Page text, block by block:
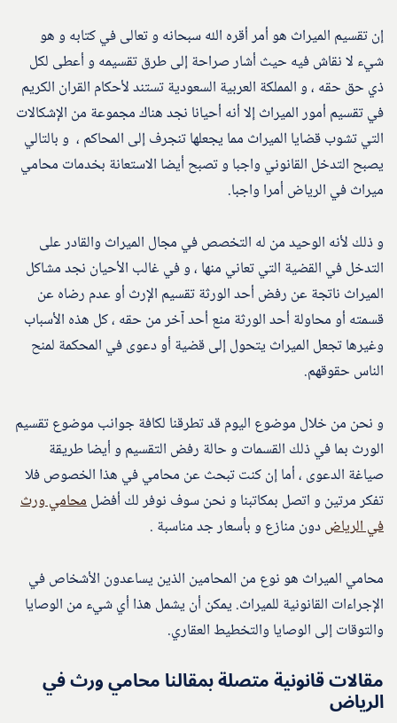
إن تقسيم الميراث هو أمر أقره الله سبحانه و تعالى في كتابه و هو
شيء لا نقاش فيه حيث أشار صراحة إلى طرق تقسيمه و أعطى لكل
ذي حق حقه ، و المملكة العربية السعودية تستند لأحكام القران الكريم
في تقسيم أمور الميراث إلا أنه أحيانا نجد هناك مجموعة من الإشكالات
التي تشوب قضايا الميراث مما يجعلها تنجرف إلى المحاكم ، و بالتالي
يصبح التدخل القانوني واجبا و تصبح أيضا الاستعانة بخدمات محامي
ميراث في الرياض أمرا واجبا.
و ذلك لأنه الوحيد من له التخصص في مجال الميراث والقادر على
التدخل في القضية التي تعاني منها ، و في غالب الأحيان نجد مشاكل
الميراث ناتجة عن رفض أحد الورثة تقسيم الإرث أو عدم رضاه عن
قسمته أو محاولة أحد الورثة منع أحد آخر من حقه ، كل هذه الأسباب
وغيرها تجعل الميراث يتحول إلى قضية أو دعوى في المحكمة لمنح
الناس حقوقهم.
و نحن من خلال موضوع اليوم قد تطرقنا لكافة جوانب موضوع تقسيم
الورث بما في ذلك القسمات و حالة رفض التقسيم و أيضا طريقة
صياغة الدعوى ، أما إن كنت تبحث عن محامي في هذا الخصوص فلا
تفكر مرتين و اتصل بمكاتبنا و نحن سوف نوفر لك أفضلمحامي ورث
في الرياضدون منازع و بأسعار جد مناسبة .
محامي الميراث هو نوع من المحامين الذين يساعدون الأشخاص في
الإجراءات القانونية للميراث. يمكن أن يشمل هذا أي شيء من الوصايا
والتوقات إلى الوصايا والتخطيط العقاري.
مقالات قانونية متصلة بمقالنا محامي ورث في
الرياض